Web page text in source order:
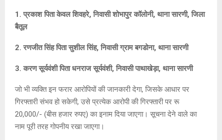
1. प्रकाश पिता केवल शिवहरे, निवासी शोभापुर कॉलोनी, थाना सारणी, जिला
बैतूल
2. रणजीत सिंह पिता सुशील सिंह, निवासी ग्राम बगडोना, थाना सारणी
3. करण सूर्यवंशी पिता धनराज सूर्यवंशी, निवासी पाथाखेड़ा, थाना सारणी
जो भी व्यक्ति इन फरार आरोपियों की जानकारी देगा, जिसके आधार पर
गिरफ्तारी संभव हो सकेगी, उसे प्रत्येक आरोपी की गिरफ्तारी पर रू
20,000/- (बीस हजार रुपए) का इनाम दिया जाएगा। सूचना देने वाले का
नाम पूरी तरह गोपनीय रखा जाएगा।